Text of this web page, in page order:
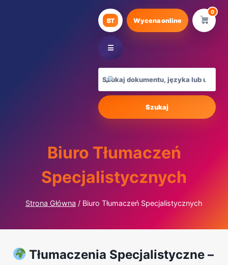
BT Wycena online
0
☰
Szukaj
Biuro Tłumaczeń
Specjalistycznych
Strona Główna / Biuro Tłumaczeń Specjalistycznych
Tłumaczenia Specjalistyczne –